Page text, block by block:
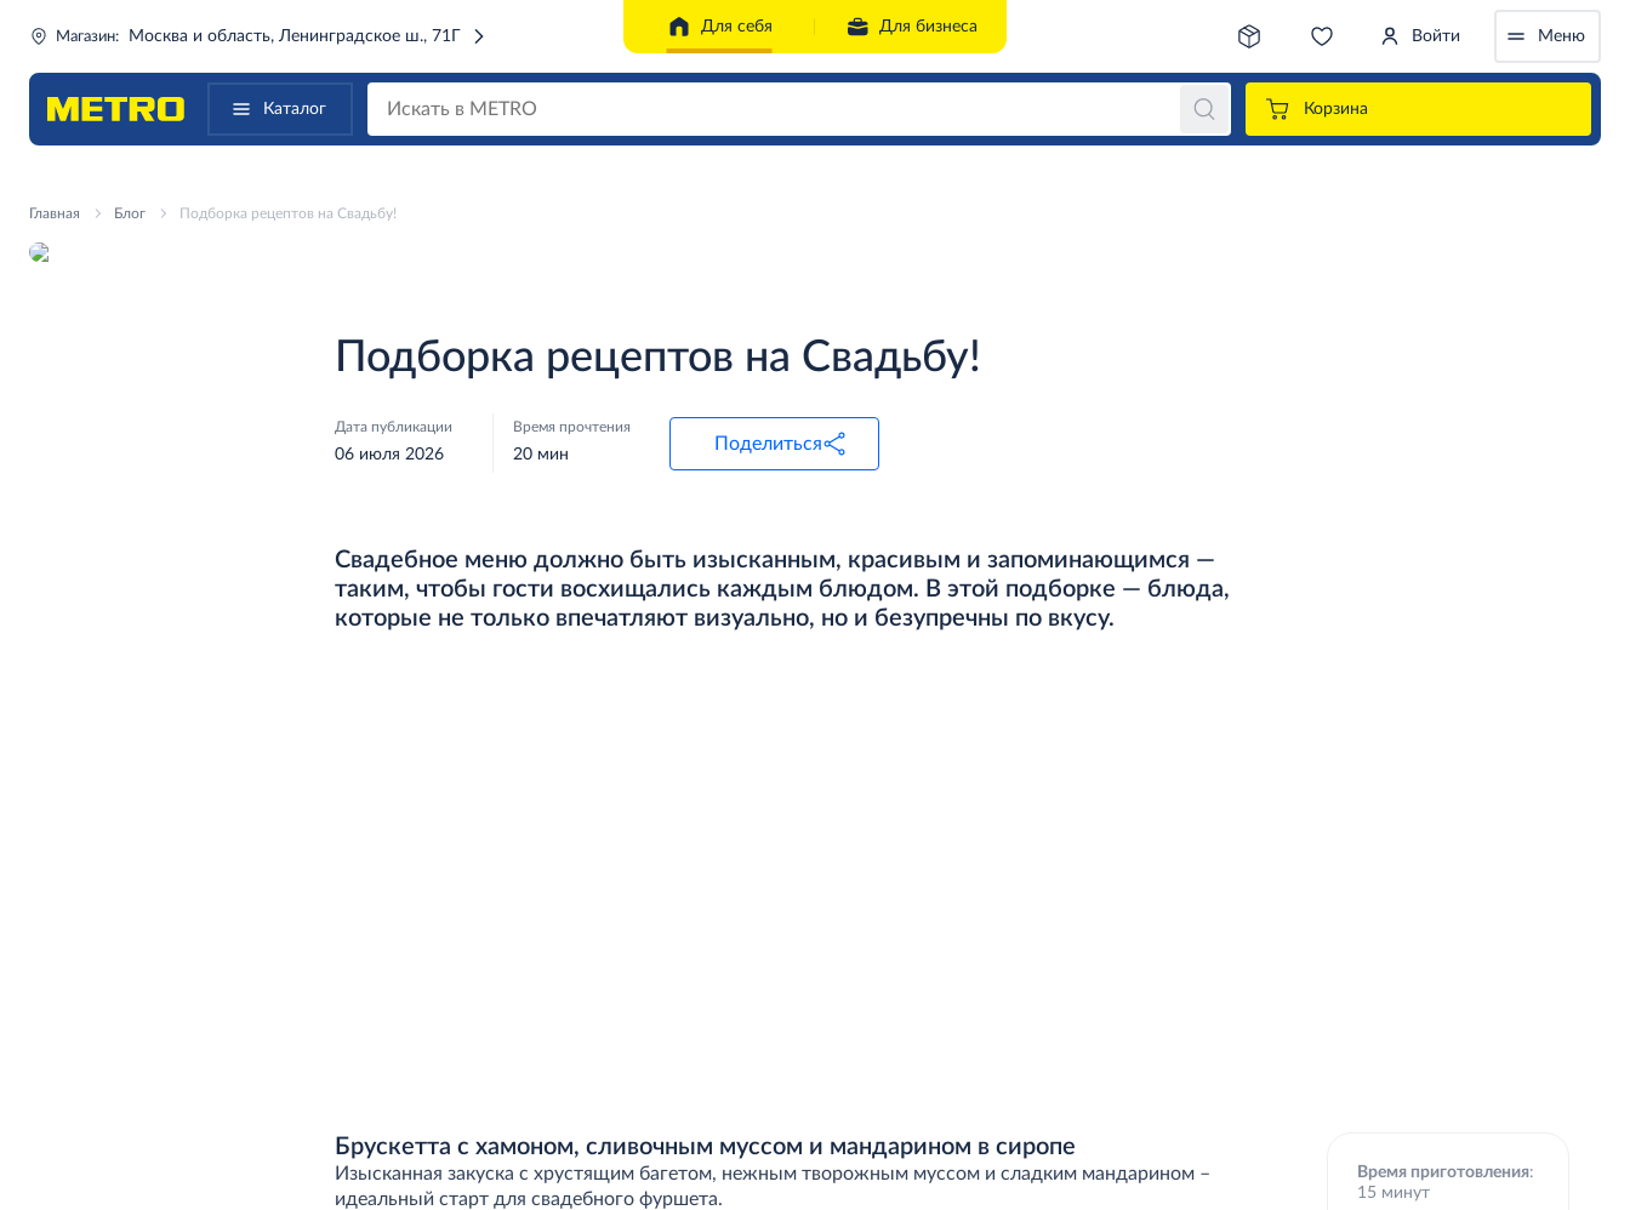
Для себя Для бизнеса
Магазин: Москва и область, Ленинградское ш., 71Г Войти Меню
Каталог Корзина
Главная Блог Подборка рецептов на Свадьбу!
Подборка рецептов на Свадьбу!
Дата публикации
06 июля 2026
Время прочтения
20 мин
Поделиться
Свадебное меню должно быть изысканным, красивым и запоминающимся —
таким, чтобы гости восхищались каждым блюдом. В этой подборке — блюда,
которые не только впечатляют визуально, но и безупречны по вкусу.
Брускетта с хамоном, сливочным муссом и мандарином в сиропе
Изысканная закуска с хрустящим багетом, нежным творожным муссом и сладким мандарином –
идеальный старт для свадебного фуршета.
Время приготовления:
15 минут